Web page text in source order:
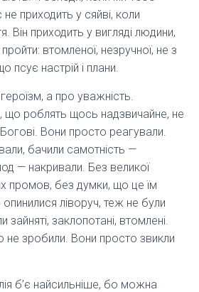
приходить у сяйві, коли
Він приходить у вигляді людини,
втомленої, незручної, не з
псує настрій і плани.
а про уважність.
що роблять щось надзвичайне, не
Вони просто реагували.
бачили самотність —
— накривали. Без великої
промов, без думки, що це їм
ліворуч, теж не були
заклопотані, втомлені.
не зробили. Вони просто звикли
б’є найсильніше, бо можна